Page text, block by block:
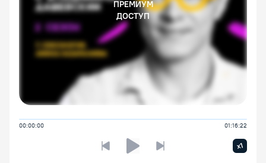
ПРЕМИУМ
ДОСТУП
00:00:00 01:16:22
Предыдущая лекцияСледующая лекция
x1